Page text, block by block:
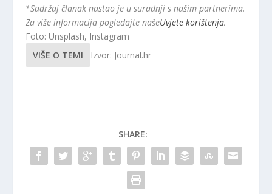
*Sadržaj članak nastao je u suradnji s našim partnerima.
Za više informacija pogledajte našeUvjete korištenja.
Foto: Unsplash, Instagram
VIŠE O TEMI
Izvor: Journal.hr
SHARE: